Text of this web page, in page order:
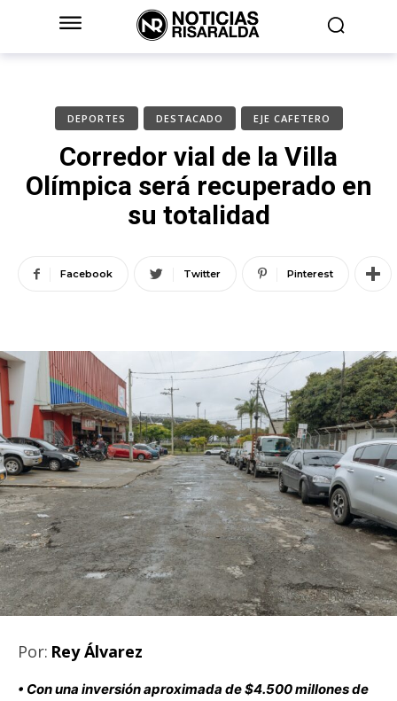
DEPORTES DESTACADO EJE CAFETERO
Corredor vial de la Villa
Olímpica será recuperado en
su totalidad
Facebook Twitter Pinterest
Por: Rey Álvarez
• Con una inversión aproximada de $4.500 millones de